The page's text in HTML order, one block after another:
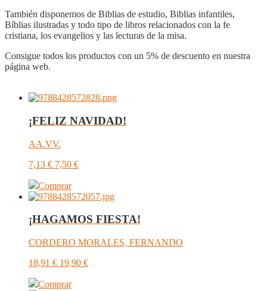
También disponemos de Biblias de estudio, Biblias infantiles,
Bíblias ilustradas y todo tipo de libros relacionados con la fe
cristiana, los evangelios y las lecturas de la misa.
Consigue todos los productos con un 5% de descuento en nuestra
página web.
¡FELIZ NAVIDAD!
AA.VV.
7,13 € 7,50 €
Comprar
¡HAGAMOS FIESTA!
CORDERO MORALES, FERNANDO
18,91 € 19,90 €
Comprar